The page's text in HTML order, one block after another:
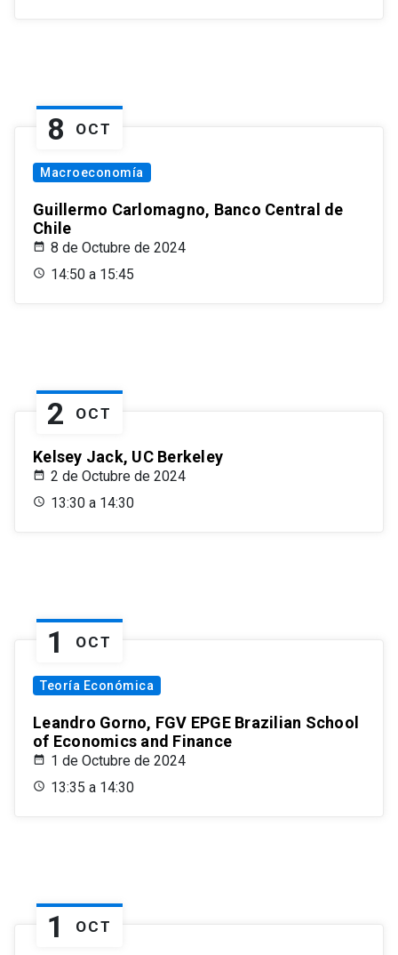
8 OCT
Macroeconomía
Guillermo Carlomagno, Banco Central de
Chile
8 de Octubre de 2024
14:50 a 15:45
2 OCT
Kelsey Jack, UC Berkeley
2 de Octubre de 2024
13:30 a 14:30
1 OCT
Teoría Económica
Leandro Gorno, FGV EPGE Brazilian School
of Economics and Finance
1 de Octubre de 2024
13:35 a 14:30
1 OCT